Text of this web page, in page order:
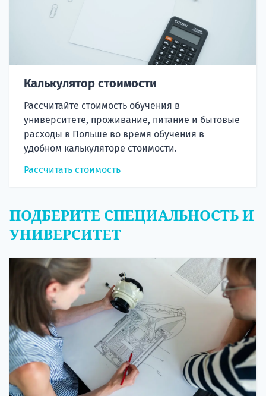
Калькулятор стоимости
Рассчитайте стоимость обучения в
университете, проживание, питание и бытовые
расходы в Польше во время обучения в
удобном калькуляторе стоимости.
Рассчитать стоимость
ПОДБЕРИТЕ СПЕЦИАЛЬНОСТЬ И
УНИВЕРСИТЕТ